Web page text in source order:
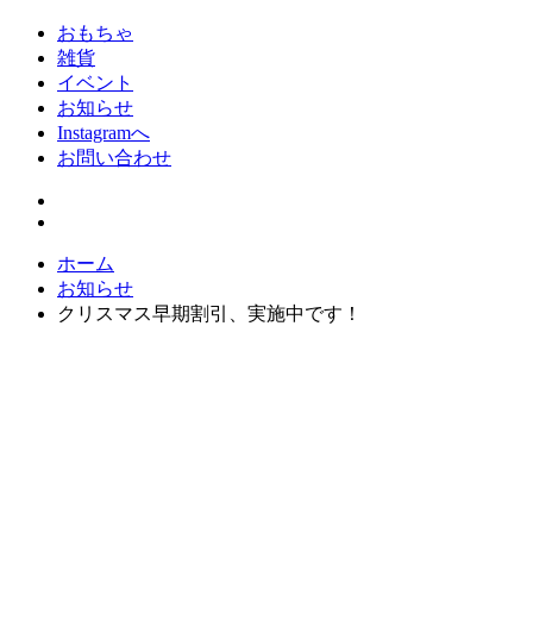
おもちゃ
雑貨
イベント
お知らせ
Instagramへ
お問い合わせ
ホーム
お知らせ
クリスマス早期割引、実施中です！